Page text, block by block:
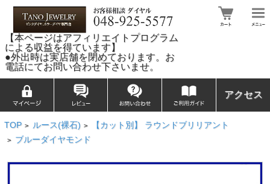
【本ページはアフィリエイトプログラム
による収益を得ています】
●外出時は実店舗を閉めております。お
電話にてお問い合わせ下さいませ。
アクセス
TOP > ルース(裸石) > 【カット別】 ラウンドブリリアント
> ブルーダイヤモンド